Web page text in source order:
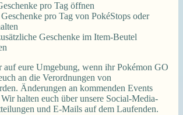
pro Tag öffnen
pro Tag von PokéStops oder
Geschenke im Item-Beutel
auf eure Umgebung, wenn ihr Pokémon GO
an die Verordnungen von
Änderungen an kommenden Events
halten euch über unsere Social-Media-
und E-Mails auf dem Laufenden.